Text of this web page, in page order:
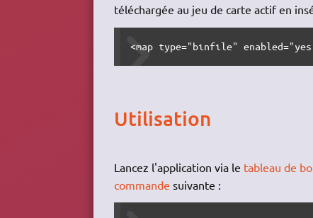
téléchargée au jeu de carte actif en
<map type="binfile"
Utilisation
Lancez l'application via le tableau de
commande suivante :